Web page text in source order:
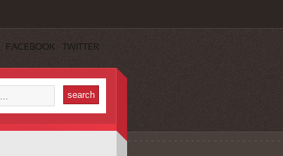
FACEBOOK TWITTER